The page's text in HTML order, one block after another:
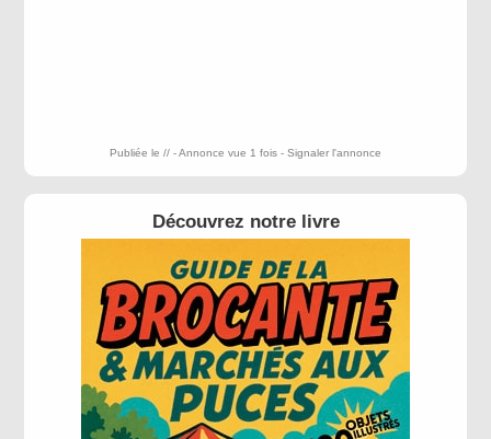
Publiée le // - Annonce vue 1 fois - Signaler l'annonce
Découvrez notre livre